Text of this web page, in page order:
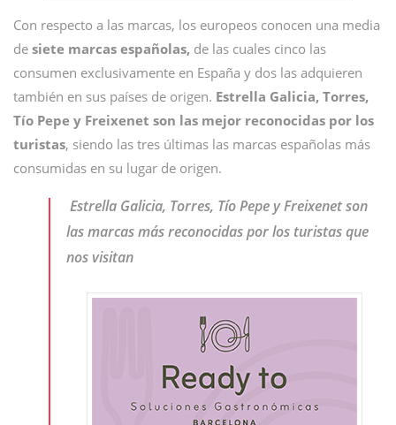
Con respecto a las marcas, los europeos conocen una media
de siete marcas españolas, de las cuales cinco las
consumen exclusivamente en España y dos las adquieren
también en sus países de origen. Estrella Galicia, Torres,
Tío Pepe y Freixenet son las mejor reconocidas por los
turistas, siendo las tres últimas las marcas españolas más
consumidas en su lugar de origen.
Estrella Galicia, Torres, Tío Pepe y Freixenet son
las marcas más reconocidas por los turistas que
nos visitan